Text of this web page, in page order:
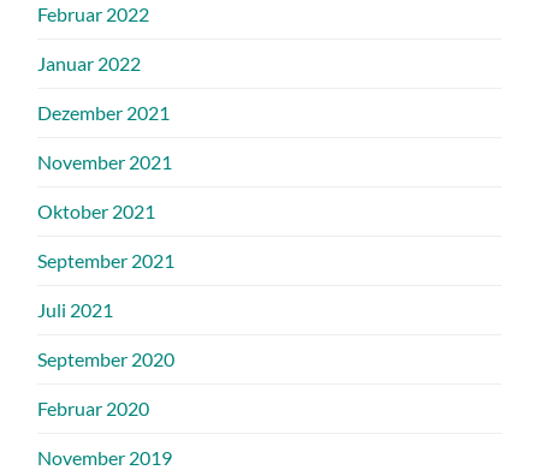
Februar 2022
Januar 2022
Dezember 2021
November 2021
Oktober 2021
September 2021
Juli 2021
September 2020
Februar 2020
November 2019